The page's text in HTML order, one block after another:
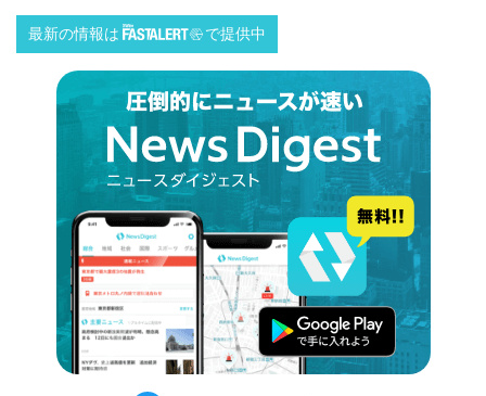
最新の情報は で提供中